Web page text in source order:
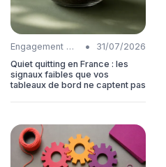
Engagement collaborateurs •
31/07/2026
Quiet quitting en France : les
signaux faibles que vos
tableaux de bord ne captent pas